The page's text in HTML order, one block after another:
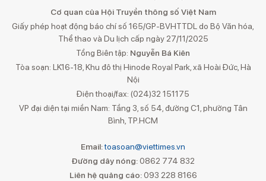
Cơ quan của Hội Truyền thông số Việt Nam
Giấy phép hoạt động báo chí số 165/GP-BVHTTDL do Bộ Văn hóa,
Thể thao và Du lịch cấp ngày 27/11/2025
Tổng Biên tập: Nguyễn Bá Kiên
Tòa soạn: LK16-18, Khu đô thị Hinode Royal Park, xã Hoài Đức, Hà
Nội
Điện thoại/fax: (024)32 151175
VP đại diện tại miền Nam: Tầng 3, số 54, đường C1, phường Tân
Bình, TP.HCM
Email:toasoan@viettimes.vn
Đường dây nóng: 0862 774 832
Liên hệ quảng cáo:093 228 8166